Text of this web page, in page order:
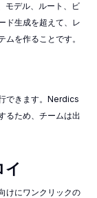
モデル、ルート、ビ
ド生成を超えて、レ
を作ることです。
できます。Nerdics
るため、チームは出
けにワンクリックの